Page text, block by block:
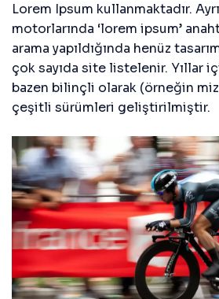
Lorem Ipsum kullanmaktadır.
motorlarında ‘lorem ipsum’
arama yapıldığında henüz
çok sayıda site listelenir. Yıllar
bazen bilinçli olarak (örneğin
çeşitli sürümleri geliştirilmiştir.